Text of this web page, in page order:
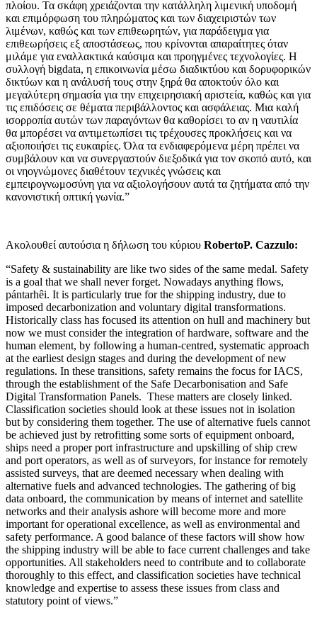
πλοίου. Τα σκάφη χρειάζονται την κατάλληλη λιμενική υποδομή
και επιμόρφωση του πληρώματος και των διαχειριστών των
λιμένων, καθώς και των επιθεωρητών, για παράδειγμα για
επιθεωρήσεις εξ αποστάσεως, που κρίνονται απαραίτητες όταν
μιλάμε για εναλλακτικά καύσιμα και προηγμένες τεχνολογίες. Η
συλλογή bigdata, η επικοινωνία μέσω διαδικτύου και δορυφορικών
δικτύων και η ανάλυσή τους στην ξηρά θα αποκτούν όλο και
μεγαλύτερη σημασία για την επιχειρησιακή αριστεία, καθώς και για
τις επιδόσεις σε θέματα περιβάλλοντος και ασφάλειας. Μια καλή
ισορροπία αυτών των παραγόντων θα καθορίσει το αν η ναυτιλία
θα μπορέσει να αντιμετωπίσει τις τρέχουσες προκλήσεις και να
αξιοποιήσει τις ευκαιρίες. Όλα τα ενδιαφερόμενα μέρη πρέπει να
συμβάλουν και να συνεργαστούν διεξοδικά για τον σκοπό αυτό, και
οι νηογνώμονες διαθέτουν τεχνικές γνώσεις και
εμπειρογνωμοσύνη για να αξιολογήσουν αυτά τα ζητήματα από την
κανονιστική οπτική γωνία.”
Ακολουθεί αυτούσια η δήλωση του κύριου RobertoP. Cazzulo:
“Safety & sustainability are like two sides of the same medal. Safety
is a goal that we shall never forget. Nowadays anything flows,
pántarhêi. It is particularly true for the shipping industry, due to
imposed decarbonization and voluntary digital transformations.
Historically class has focused its attention on hull and machinery but
now we must consider the integration of hardware, software and the
human element, by following a human-centred, systematic approach
at the earliest design stages and during the development of new
regulations. In these transitions, safety remains the focus for IACS,
through the establishment of the Safe Decarbonisation and Safe
Digital Transformation Panels. These matters are closely linked.
Classification societies should look at these issues not in isolation
but by considering them together. The use of alternative fuels cannot
be achieved just by retrofitting some sorts of equipment onboard,
ships need a proper port infrastructure and upskilling of ship crew
and port operators, as well as of surveyors, for instance for remotely
assisted surveys, that are deemed necessary when dealing with
alternative fuels and advanced technologies. The gathering of big
data onboard, the communication by means of internet and satellite
networks and their analysis ashore will become more and more
important for operational excellence, as well as environmental and
safety performance. A good balance of these factors will show how
the shipping industry will be able to face current challenges and take
opportunities. All stakeholders need to contribute and to collaborate
thoroughly to this effect, and classification societies have technical
knowledge and expertise to assess these issues from class and
statutory point of views.”